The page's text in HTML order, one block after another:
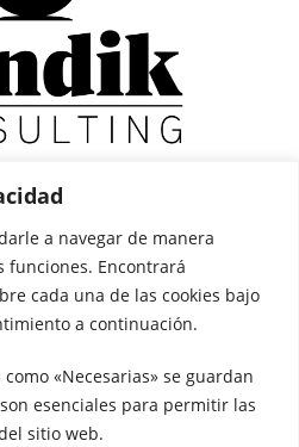
a navegar de manera
funciones. Encontrará
cada una de las cookies bajo
a continuación.
«Necesarias» se guardan
esenciales para permitir las
sitio web.